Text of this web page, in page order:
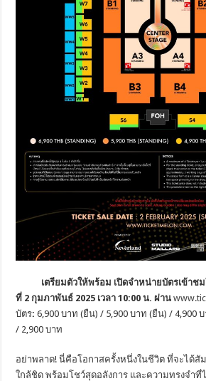
เตรียมตัวให้พร้อม เปิดจำหน่ายบัตรเข้าช
ที่ 2 กุมภาพันธ์ 2025 เวลา 10:00 น. ผ่าน
บัตร: 6,900 บาท (ยืน) / 5,900 บาท (ยืน) / 4,900
/ 2,900 บาท
อย่าพลาด! นี่คือโอกาสครั้งหนึ่งในชีวิต ที่จะได้สัม
ใกล้ชิด พร้อมโชว์สุดอลังการ และความทรงจำ